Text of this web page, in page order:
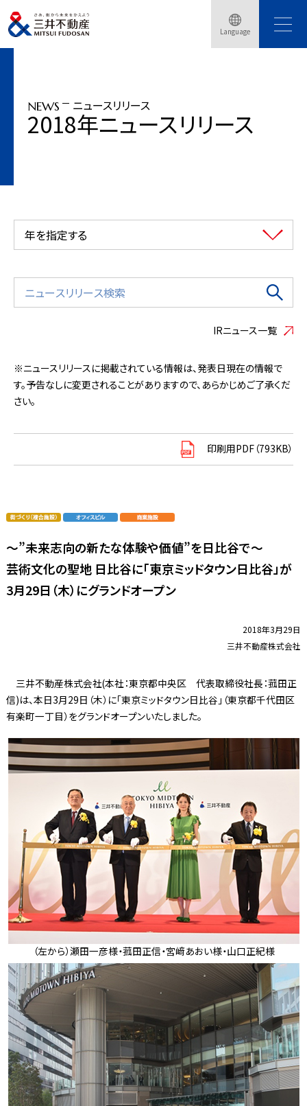
Language
トップページ ニュースリリース
「東京ミッドタウン日比谷」が3月29日（木）にグランドオープン
NEWS ニュースリリース
2018年ニュースリリース
年を指定する
IRニュース一覧
※ニュースリリースに掲載されている情報は、発表日現在の情報で
す。予告なしに変更されることがありますので、あらかじめご了承くだ
さい。
印刷用PDF（793KB）
～”未来志向の新たな体験や価値”を日比谷で～
芸術文化の聖地 日比谷に「東京ミッドタウン日比谷」が
3月29日（木）にグランドオープン
2018年3月29日
三井不動産株式会社
三井不動産株式会社(本社：東京都中央区 代表取締役社長：菰田正
信)は、本日3月29日（木）に「東京ミッドタウン日比谷」（東京都千代田区
有楽町一丁目）をグランドオープンいたしました。
（左から）瀬田一彦様・菰田正信・宮﨑あおい様・山口正紀様